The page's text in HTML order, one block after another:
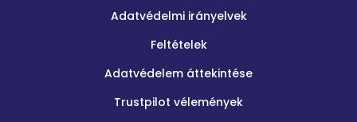
Adatvédelmi irányelvek
Feltételek
Adatvédelem áttekintése
Trustpilot vélemények